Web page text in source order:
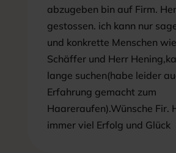
abzugeben bin auf Firm.
gestossen. ich kann nur
und konkrette Menschen
Schäffer und Herr
lange suchen(habe leider
Erfahrung gemacht zum
Haareraufen).Wünsche Fir.
immer viel Erfolg und Glück